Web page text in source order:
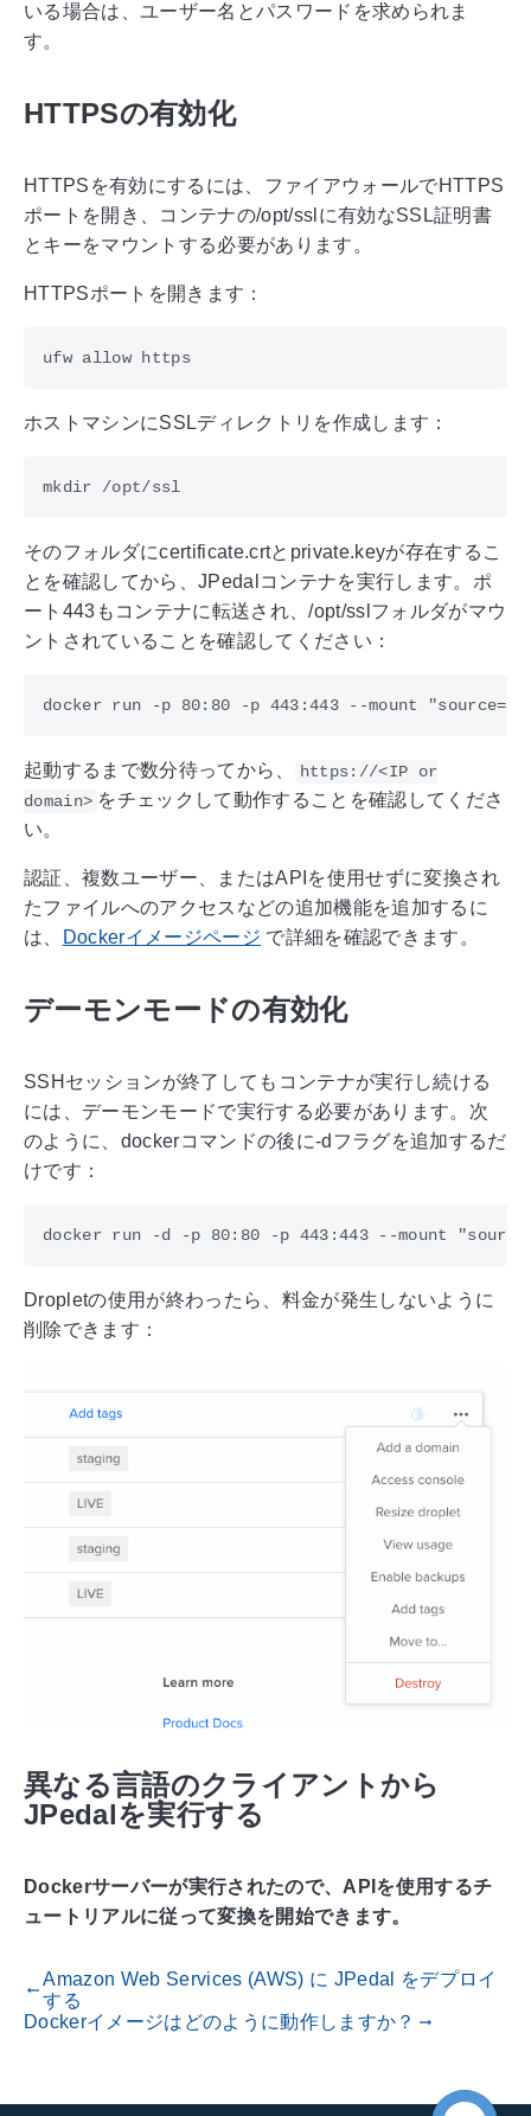
いる場合は、ユーザー名とパスワードを求められま
す。
HTTPSの有効化
HTTPSを有効にするには、ファイアウォールでHTTPS
ポートを開き、コンテナの/opt/sslに有効なSSL証明書
とキーをマウントする必要があります。
HTTPSポートを開きます：
ufw allow https
ホストマシンにSSLディレクトリを作成します：
そのフォルダにcertificate.crtとprivate.keyが存在するこ
とを確認してから、JPedalコンテナを実行します。ポ
ート443もコンテナに転送され、/opt/sslフォルダがマウ
ントされていることを確認してください：
起動するまで数分待ってから、
https://<IP or
domain> をチェックして動作することを確認してくださ
い。
認証、複数ユーザー、またはAPIを使用せずに変換され
たファイルへのアクセスなどの追加機能を追加するに
は、
Dockerイメージページ で詳細を確認できます。
デーモンモードの有効化
SSHセッションが終了してもコンテナが実行し続ける
には、デーモンモードで実行する必要があります。次
のように、dockerコマンドの後に-dフラグを追加するだ
けです：
Dropletの使用が終わったら、料金が発生しないように
削除できます：
異なる言語のクライアントから
JPedalを実行する
Dockerサーバーが実行されたので、APIを使用するチ
ュートリアルに従って変換を開始できます。
gdoc_arrow_left_alt
Amazon Web Services (AWS) に JPedal をデプロイ
する
Dockerイメージはどのように動作しますか？ gdoc_arrow_right_alt